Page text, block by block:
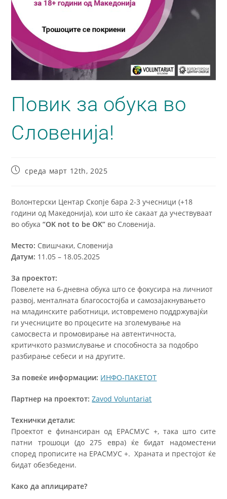
Повик за обука во
Словенија!
среда март 12th, 2025
Волонтерски Центар Скопје бара 2-3 учесници (+18
години од Македонија), кои што ќе сакаат да учествуваат
во обука“OK not to be OK” во Словенија.
Место: Свишчаки, Словенија
Датум: 11.05 – 18.05.2025
За проектот:
Повелете на 6-дневна обука што се фокусира на личниот
развој, менталната благосостојба и самозајакнувањето
на младинските работници, истовремено поддржувајќи
ги учесниците во процесите на зголемување на
самосвеста и промовирање на автентичноста,
критичкото размислување и способноста за подобро
разбирање себеси и на другите.
За повеќе информации: ИНФО-ПАКЕТОТ
Партнер на проектот:Zavod Voluntariat
Технички детали:
Проектот е финансиран од ЕРАСМУС +, така што сите
патни трошоци (до 275 евра) ќе бидат надоместени
според прописите на ЕРАСМУС +. Храната и престојот ќе
бидат обезбедени.
Како да аплицирате?